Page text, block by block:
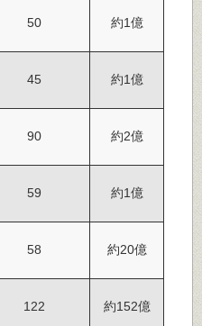
50 約1億
45 約1億
90 約2億
59 約1億
58 約20億
122 約152億